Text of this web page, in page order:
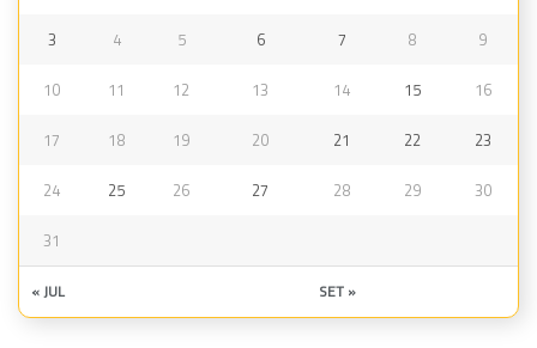
3 4 5 6 7 8 9
10 11 12 13 14 15 16
17 18 19 20 21 22 23
24 25 26 27 28 29 30
31
« JUL SET »